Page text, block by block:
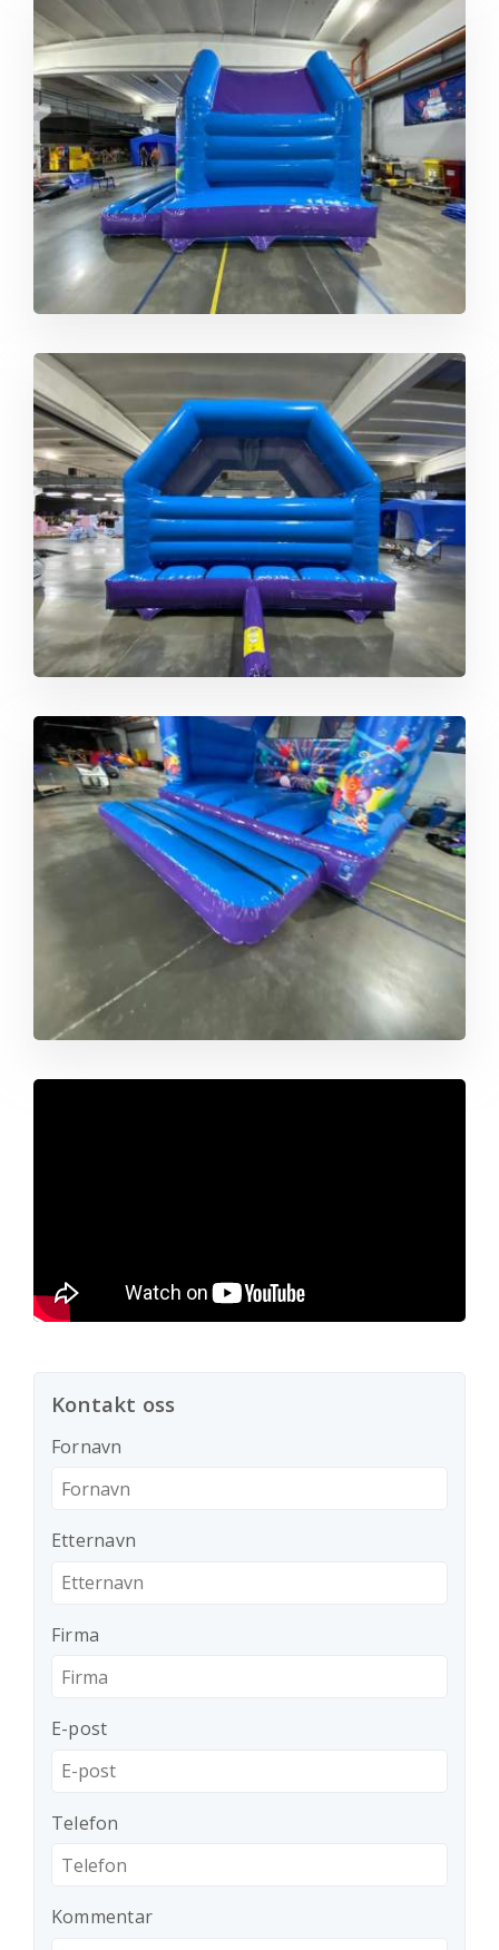
Kontakt oss
Fornavn
Etternavn
Firma
E-post
Telefon
Kommentar